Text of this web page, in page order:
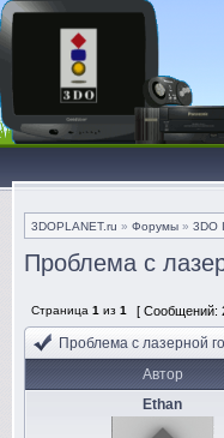
3DOPLANET.ru » Форумы » 3DO
Проблема с
Страница 1 из 1 [ Сообщений:
Проблема с лазерной
Автор
Ethan